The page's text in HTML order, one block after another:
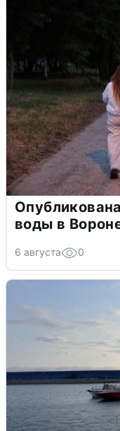
воды в
6 августа 0